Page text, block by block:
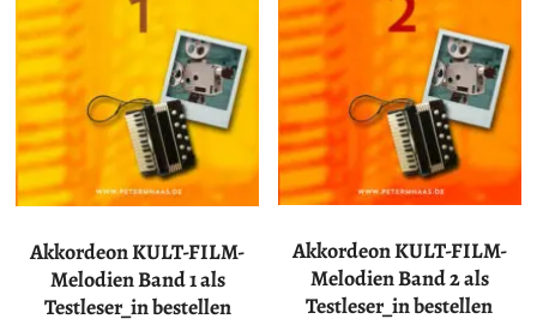
Akkordeon KULT-FILM-
Melodien Band 1 als
Testleser_in bestellen
Akkordeon KULT-FILM-
Melodien Band 2 als
Testleser_in bestellen